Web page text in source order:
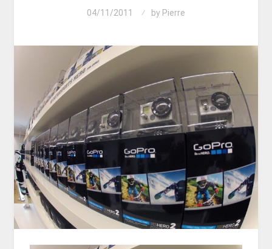
04/11/2011 by Pierre